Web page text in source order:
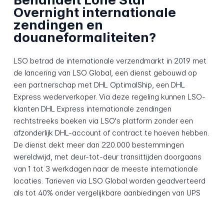
Overnight internationale
zendingen en
douaneformaliteiten?
LSO betrad de internationale verzendmarkt in 2019 met
de lancering van LSO Global, een dienst gebouwd op
een partnerschap met DHL OptimalShip, een DHL
Express wederverkoper. Via deze regeling kunnen LSO-
klanten DHL Express internationale zendingen
rechtstreeks boeken via LSO's platform zonder een
afzonderlijk DHL-account of contract te hoeven hebben.
De dienst dekt meer dan 220.000 bestemmingen
wereldwijd, met deur-tot-deur transittijden doorgaans
van 1 tot 3 werkdagen naar de meeste internationale
locaties. Tarieven via LSO Global worden geadverteerd
als tot 40% onder vergelijkbare aanbiedingen van UPS